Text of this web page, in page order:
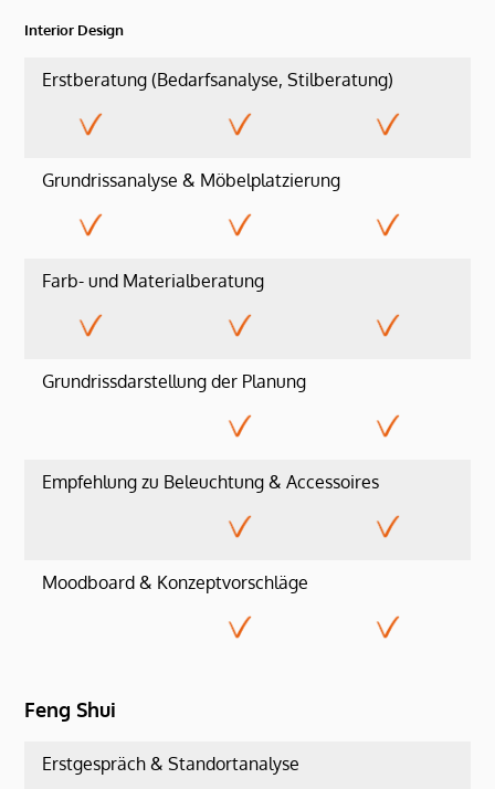
Interior Design
Erstberatung (Bedarfsanalyse, Stilberatung)
Grundrissanalyse & Möbelplatzierung
Farb- und Materialberatung
Grundrissdarstellung der Planung
Empfehlung zu Beleuchtung & Accessoires
Moodboard & Konzeptvorschläge
Feng Shui
Erstgespräch & Standortanalyse